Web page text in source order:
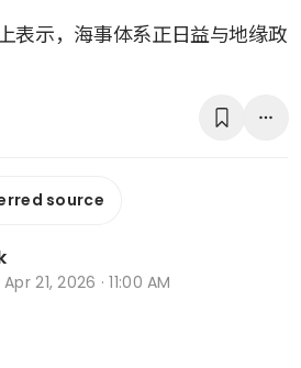
表示，海事体系正日益与地缘政
source
21, 2026 · 11:00 AM